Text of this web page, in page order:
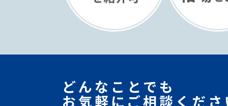
どんなことでも
お気軽にご相談くだ